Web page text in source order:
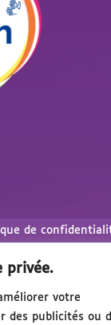
privée.
votre
des publicités ou
de